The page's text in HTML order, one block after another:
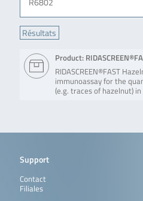
Product:
RIDASCREEN®FAST
immunoassay for the
(e.g. traces of hazelnut)
Support
Contact
Filiales